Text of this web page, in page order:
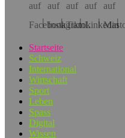
Startseite
Schweiz
International
Wirtschaft
Sport
Leben
Spass
Digital
Wissen